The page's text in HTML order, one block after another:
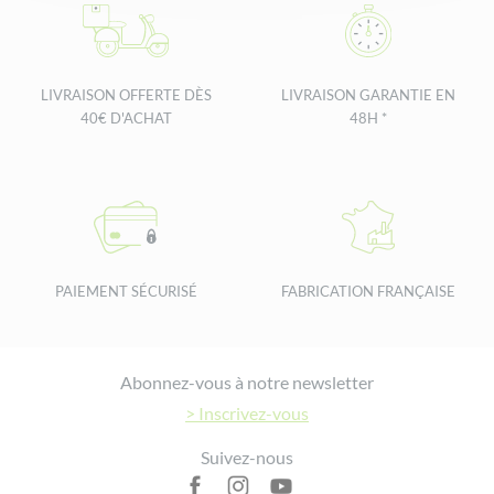
LIVRAISON OFFERTE DÈS
40€ D'ACHAT
LIVRAISON GARANTIE EN
48H *
PAIEMENT SÉCURISÉ FABRICATION FRANÇAISE
Abonnez-vous à notre newsletter
> Inscrivez-vous
Suivez-nous